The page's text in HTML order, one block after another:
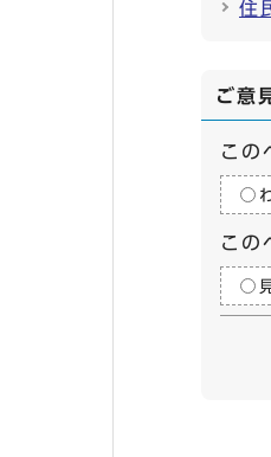
住
ご意
この
この